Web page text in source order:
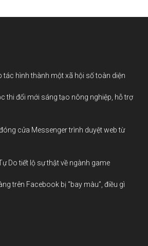
tác hình thành một xã hội số toàn diện
thi đổi mới sáng tạo nông nghiệp, hỗ trợ
cửa Messenger trình duyệt web từ
Do tiết lộ sự thật về ngành game
trên Facebook bị “bay màu”, điều gì